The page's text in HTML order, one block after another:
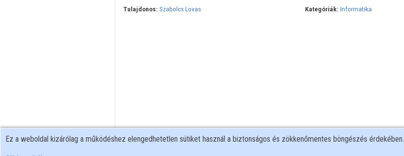
Tulajdonos: Szabolcs Lovas Kategóriák: Informatika
Ez a weboldal kizárólag a működéshez elengedhetetlen sütiket használ a biztonságos és zökkenőmentes böngészés érdekében.